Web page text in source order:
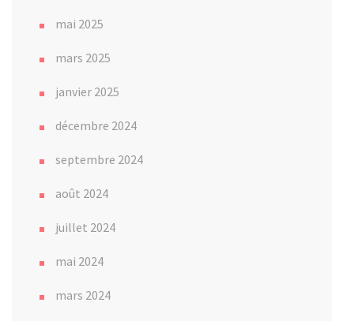
mai 2025
mars 2025
janvier 2025
décembre 2024
septembre 2024
août 2024
juillet 2024
mai 2024
mars 2024